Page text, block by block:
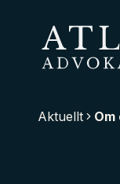
Hoppa
till
huvudinnehåll
Aktuellt